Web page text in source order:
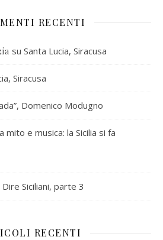
RECENTI
su Santa Lucia, Siracusa
Siracusa
Domenico Modugno
mito e musica: la Sicilia si fa
Siciliani, parte 3
RECENTI